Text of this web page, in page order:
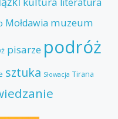
Mołdawia muzeum
pisarze podróż
sztuka Słowacja Tirana